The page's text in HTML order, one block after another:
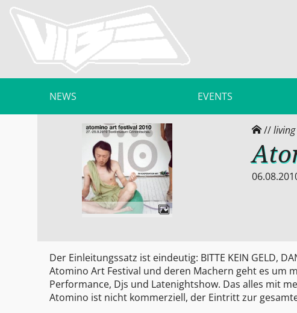
NEWS EVENTS
//living
Der Einleitungssatz ist eindeutig: BITTE KEIN GELD,
Atomino Art Festival und deren Machern geht es um
Performance, Djs und Latenightshow. Das alles mit
Atomino ist nicht kommerziell, der Eintritt zur